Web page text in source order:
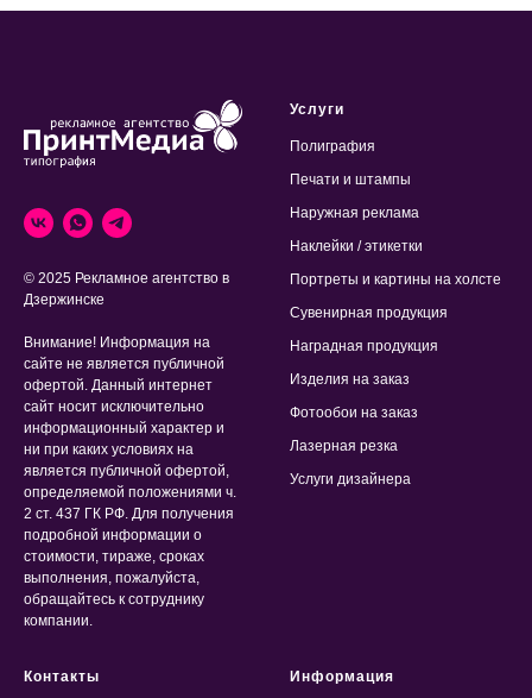
© 2025 Рекламное агентство в
Дзержинске
Внимание! Информация на
сайте не является публичной
офертой. Данный интернет
сайт носит исключительно
информационный характер и
ни при каких условиях на
является публичной офертой,
определяемой положениями ч.
2 ст. 437 ГК РФ. Для получения
подробной информации о
стоимости, тираже, сроках
выполнения, пожалуйста,
обращайтесь к сотруднику
компании.
Услуги
Полиграфия
Печати и штампы
Наружная реклама
Наклейки / этикетки
Портреты и картины на холсте
Сувенирная продукция
Наградная продукция
Изделия на заказ
Фотообои на заказ
Лазерная резка
Услуги дизайнера
Контакты Информация